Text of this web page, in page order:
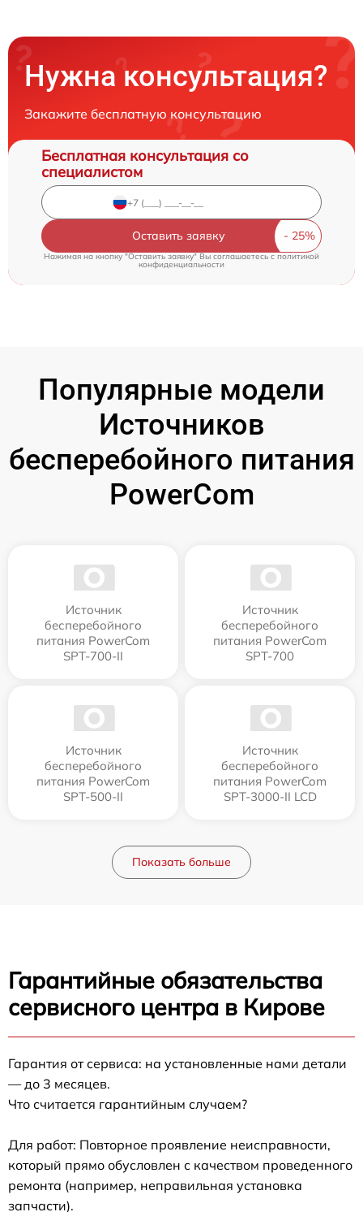
Нужна консультация?
Закажите бесплатную консультацию
Бесплатная консультация со
специалистом
Оставить заявку
Нажимая на кнопку "Оставить заявку" Вы соглашаетесь cполитикой
конфиденциальности
Популярные модели
Источников
бесперебойного питания
PowerCom
Источник
бесперебойного
питания PowerCom
SPT-700-II
Источник
бесперебойного
питания PowerCom
SPT-700
Источник
бесперебойного
питания PowerCom
SPT-500-II
Источник
бесперебойного
питания PowerCom
SPT-3000-II LCD
Показать больше
Гарантийные обязательства
сервисного центра в Кирове
Гарантия от сервиса: на установленные нами детали
— до 3 месяцев.
Что считается гарантийным случаем?
Для работ: Повторное проявление неисправности,
который прямо обусловлен с качеством проведенного
ремонта (например, неправильная установка
запчасти).